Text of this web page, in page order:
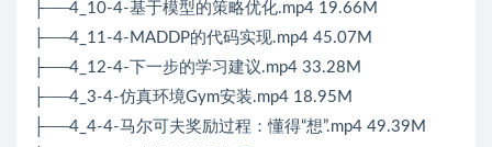
├──4_10-4-基于模型的策略优化.mp4 19.66M
├──4_11-4-MADDP的代码实现.mp4 45.07M
├──4_12-4-下一步的学习建议.mp4 33.28M
├──4_3-4-仿真环境Gym安装.mp4 18.95M
├──4_4-4-马尔可夫奖励过程：懂得“想”.mp4 49.39M